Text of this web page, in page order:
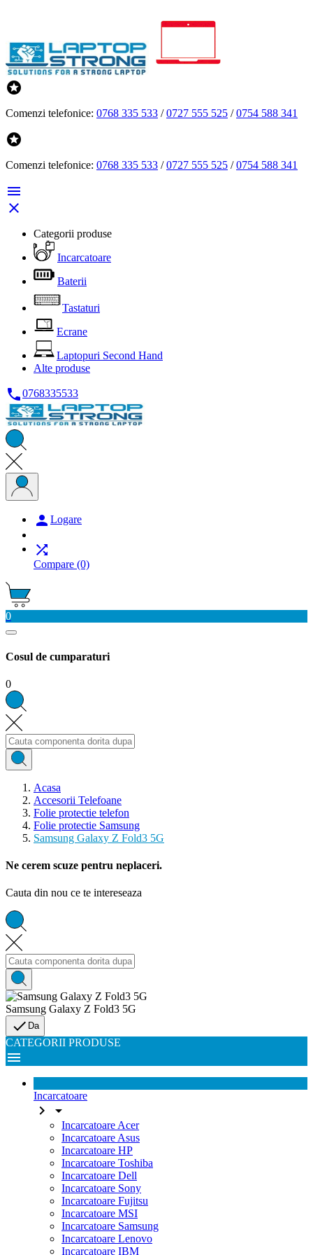

Comenzi telefonice: 0768 335 533 /0727 555 525 /0754 588 341

Comenzi telefonice: 0768 335 533 /0727 555 525 /0754 588 341


Categorii produse
Incarcatoare
Baterii
Tastaturi
Ecrane
Laptopuri Second Hand
Alte produse
0768335533
 Logare

Compare (0)
0
Cosul de cumparaturi
0
Acasa
Accesorii Telefoane
Folie protectie telefon
Folie protectie Samsung
Samsung Galaxy Z Fold3 5G
Ne cerem scuze pentru neplaceri.
Cauta din nou ce te intereseaza
Samsung Galaxy Z Fold3 5G
 Da
CATEGORII PRODUSE

Incarcatoare
 
Incarcatoare Acer
Incarcatoare Asus
Incarcatoare HP
Incarcatoare Toshiba
Incarcatoare Dell
Incarcatoare Sony
Incarcatoare Fujitsu
Incarcatoare MSI
Incarcatoare Samsung
Incarcatoare Lenovo
Incarcatoare IBM